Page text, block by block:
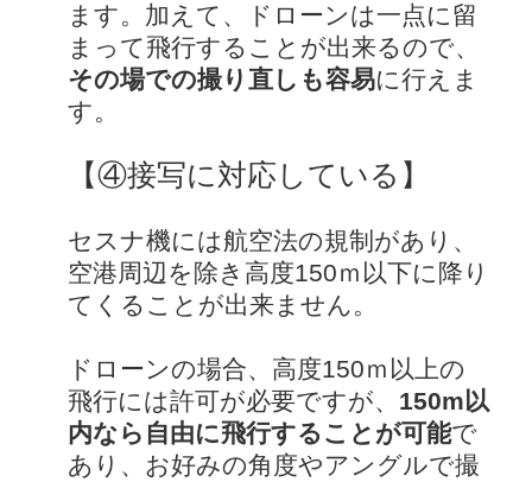
ます。加えて、ドローンは一点に留
まって飛行することが出来るので、
その場での撮り直しも容易に行えま
す。
【④接写に対応している】
セスナ機には航空法の規制があり、
空港周辺を除き高度150ｍ以下に降り
てくることが出来ません。
ドローンの場合、高度150ｍ以上の
飛行には許可が必要ですが、 150m以
内なら自由に飛行することが可能で
あり、お好みの角度やアングルで撮